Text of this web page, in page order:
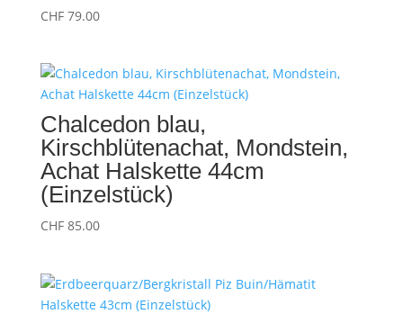
CHF79.00
Chalcedon blau,
Kirschblütenachat, Mondstein,
Achat Halskette 44cm
(Einzelstück)
CHF85.00